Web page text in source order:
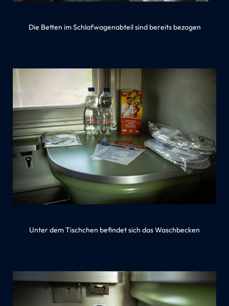
Die Betten im Schlafwagenabteil sind bereits bezogen
Unter dem Tischchen befindet sich das Waschbecken